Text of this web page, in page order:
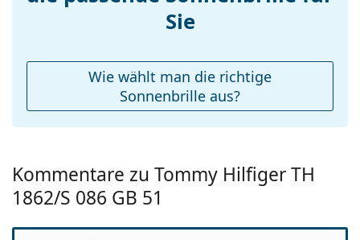
Entdecken Sie das gesamte Sortiment der
, um weitere Modelle beliebter Marken
Reinigungstuch:
Ja
Marke:
Tommy Hilfiger
Verwendung:
Mode
Code:
TH1862/S 086 GB 51
Sie
Wie wählt man die richtige
Sonnenbrille aus?
Kommentare zu Tommy Hilfiger TH
1862/S 086 GB 51